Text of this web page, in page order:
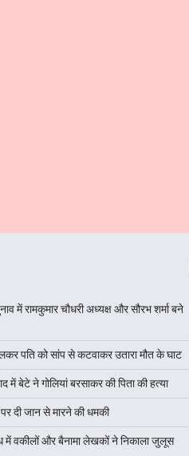
में रामकुमार चौधरी अध्यक्ष और सौरभ शर्मा बने
पति को सांप से कटवाकर उतारा मौत के घाट
में बेटे ने गोलियां बरसाकर की पिता की हत्या
दी जान से मारने की धमकी
में वकीलों और बैनामा लेखकों ने निकाला जुलूस